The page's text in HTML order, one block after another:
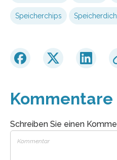
Speicherchips
Kommentare
Schreiben Sie einen